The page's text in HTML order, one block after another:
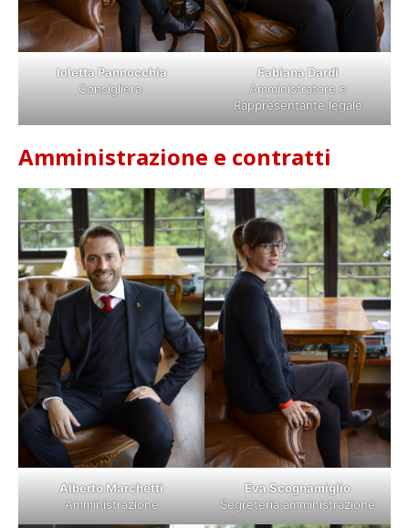
Ioletta Pannocchia
Consigliera
Fabiana Dardi
Amministratore e
Rappresentante legale
Amministrazione e contratti
Alberto Marchetti
Amministrazione
Eva Scognamiglio
Segreteria amministrazione